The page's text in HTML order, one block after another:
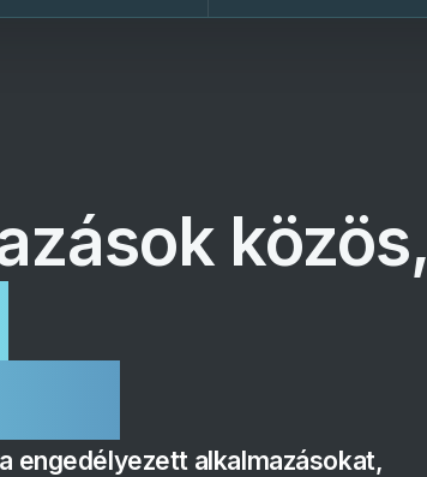
közös,
engedélyezett alkalmazásokat,